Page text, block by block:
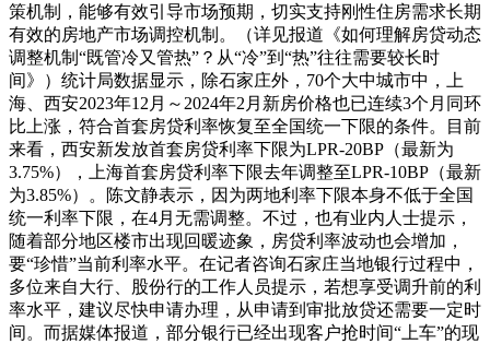
策机制，能够有效引导市场预期，切实支持刚性住房需求长期
有效的房地产市场调控机制。（详见报道《如何理解房贷动态
调整机制“既管冷又管热”？从“冷”到“热”往往需要较长时
间》）统计局数据显示，除石家庄外，70个大中城市中，上
海、西安2023年12月～2024年2月新房价格也已连续3个月同环
比上涨，符合首套房贷利率恢复至全国统一下限的条件。目前
来看，西安新发放首套房贷利率下限为LPR-20BP（最新为
3.75%），上海首套房贷利率下限去年调整至LPR-10BP（最新
为3.85%）。陈文静表示，因为两地利率下限本身不低于全国
统一利率下限，在4月无需调整。不过，也有业内人士提示，
随着部分地区楼市出现回暖迹象，房贷利率波动也会增加，
要“珍惜”当前利率水平。在记者咨询石家庄当地银行过程中，
多位来自大行、股份行的工作人员提示，若想享受调升前的利
率水平，建议尽快申请办理，从申请到审批放贷还需要一定时
间。而据媒体报道，部分银行已经出现客户抢时间“上车”的现